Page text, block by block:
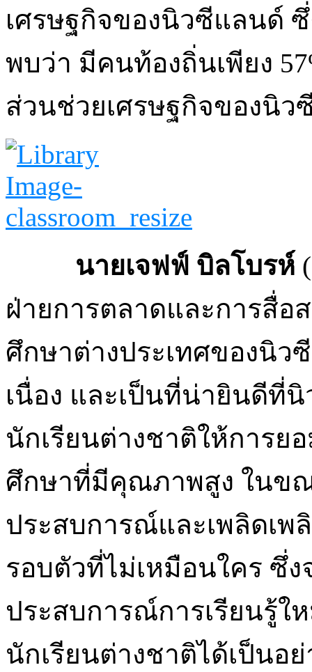
เศรษฐกิจของนิวซีแลนด์ ซึ่
พบว่า มีคนท้องถิ่นเพียง
ส่วนช่วยเศรษฐกิจของนิว
นายเจฟฟ์ บิลโบรห์
ฝ่ายการตลาดและการสื่อ
ศึกษาต่างประเทศของนิว
เนื่อง และเป็นที่น่ายินดีที่
นักเรียนต่างชาติให้การย
ศึกษาที่มีคุณภาพสูง ในขณ
ประสบการณ์และเพลิดเ
รอบตัวที่ไม่เหมือนใคร ซึ่
ประสบการณ์การเรียนรู้ใ
นักเรียนต่างชาติได้เป็นอย่